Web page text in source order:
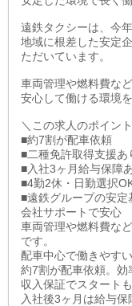
遠鉄タクシーは、今
地域に根差した安定
ただいています。
車両管理や燃料費な
安心して働ける環境
＼この求人のポイン
■約7割が配車依頼
■二種免許取得支援あ
■入社3ヶ月給与保障
■4勤2休・日勤選択
■遠鉄グループの安定
会社サポートで安心
車両管理や燃料費な
です。
配車中心で働きやすい
約7割が配車依頼。効
収入保証でスタート
入社後3ヶ月は給与保